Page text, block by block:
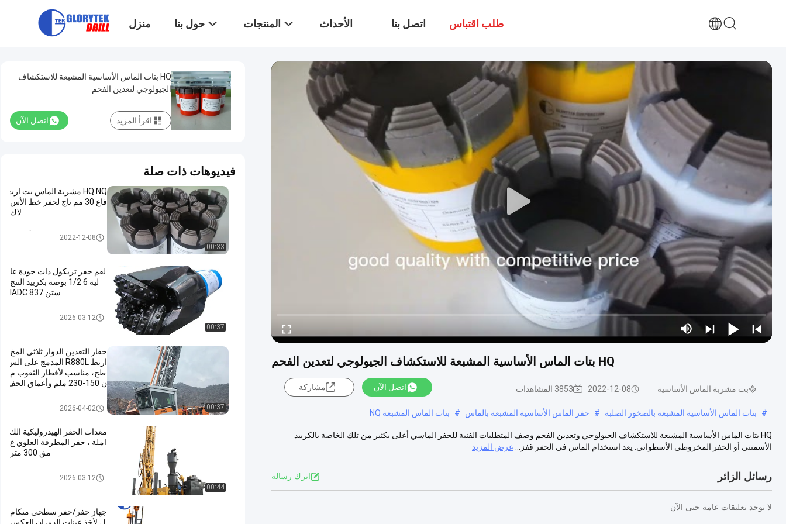
منزل حول بنا المنتجات الأحداث اتصل بنا طلب اقتباس
HQ بتات الماس الأساسية المشبعة للاستكشاف الجيولوجي لتعدين الفحم
بت مشربة الماس الأساسية 2022-12-08 3853 المشاهدات اتصل الآن مشاركة
# بتات الماس الأساسية المشبعة بالصخور الصلبة # حفر الماس الأساسية المشبعة بالماس # بتات الماس المشبعة NQ
HQ بتات الماس الأساسية المشبعة للاستكشاف الجيولوجي وتعدين الفحم وصف المتطلبات الفنية للحفر الماسي أعلى بكثير من تلك الخاصة بالكربيد
الأسمنتي أو الحفر المخروطي الأسطواني. يعد استخدام الماس في الحفر قفز...
عرض المزيد
رسائل الزائر اترك رسالة
لا توجد تعليقات عامة حتى الآن
HQ بتات الماس الأساسية المشبعة للاستكشاف
الجيولوجي لتعدين الفحم
اتصل الآن اقرأ المزيد
فيديوهات ذات صلة
00:33
HQ NQ مشربة الماس بت ارت
فاع 30 مم تاج لحفر خط الأس
لاك
بت مشربة الماس الأساسية
2022-12-08
00:37
لقم حفر تريكول ذات جودة عا
لية 6 1/2 بوصة بكربيد التنج
ستن IADC 837
2026-03-12
00:37
حفار التعدين الدوار ثلاثي المخ
اريط R880L المدمج على الس
طح، مناسب لأقطار الثقوب م
ن 150-230 ملم وأعماق الحف
2026-04-02
00:44
معدات الحفر الهيدروليكية الك
املة ، حفر المطرقة العلوي ع
مق 300 متر
2026-03-12
جهاز حفر/حفر سطحي متكام